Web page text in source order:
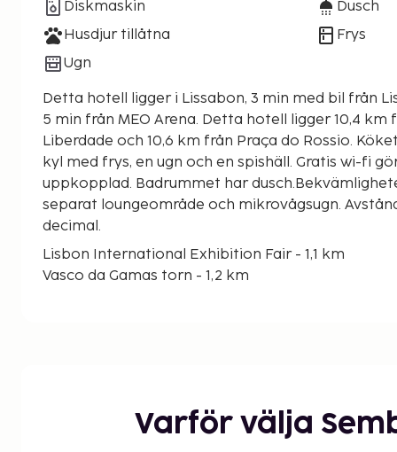
Diskmaskin
Husdjur tillåtna
Ugn
Dusch
Frys
Detta hotell ligger i Lissabon, 3 min med bil från
5 min från MEO Arena. Detta hotell ligger 10,4 km från Avenida da
Liberdade och 10,6 km från Praça do Rossio.
kyl med frys, en ugn och en spishäll. Gratis wi-fi
uppkopplad. Badrummet har
separat loungeområde och mikrovågsugn.
decimal.
Lisbon International Exhibition Fair - 1,1 km
Vasco da Gamas torn - 1,2 km
Vasco da Gama-bron - 2,5 km
Varför välja